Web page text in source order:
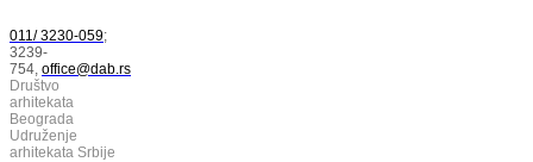
011/ 3230-059;
3239-
754, office@dab.rs
Društvo
arhitekata
Beograda
Udruženje
arhitekata Srbije